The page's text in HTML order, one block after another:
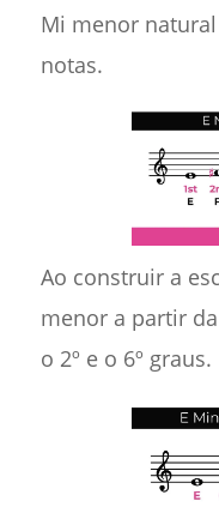
Mi menor
notas.
Ao construir a
menor a partir
o 2º e o 6º graus.